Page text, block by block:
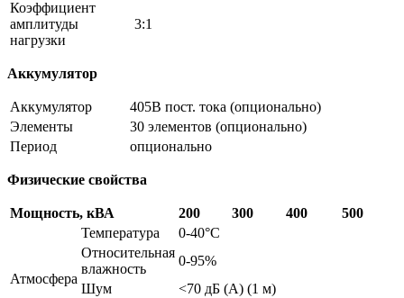
Коэффициент
амплитуды
нагрузки
3:1
Аккумулятор
Аккумулятор
405В пост. тока (опционально)
Элементы
30 элементов (опционально)
Период
опционально
Физические свойства
Мощность, кВА 200 300 400 500
Атмосфера
Температура
0-40°C
Относительная
влажность
0-95%
Шум
<70 дБ (A) (1 м)